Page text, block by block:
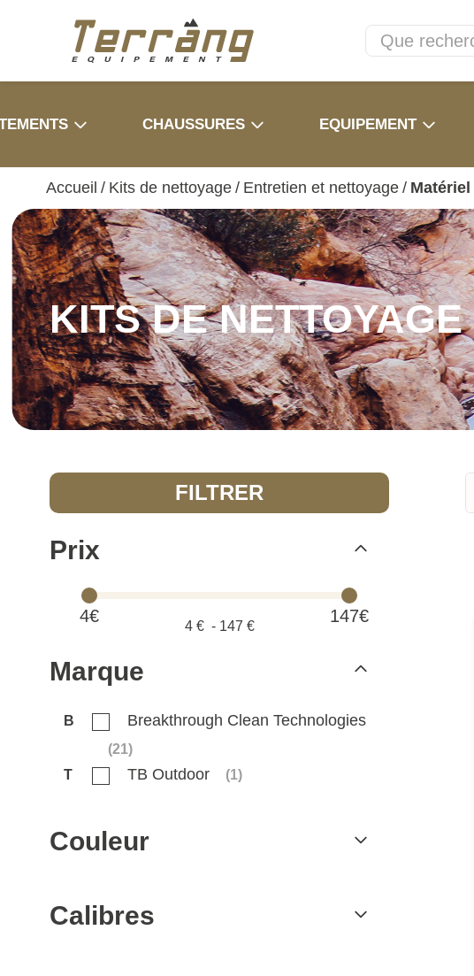
CHAUSSURES EQUIPEMENT
Accueil / Kits de nettoyage / Entretien et nettoyage / Matériel
KITS DE NETTOYAGE
FILTRER
Prix
4€ 147€
4€ - 147 €
Marque
B Breakthrough Clean Technologies
(21)
T
TB Outdoor (1)
Couleur
Calibres